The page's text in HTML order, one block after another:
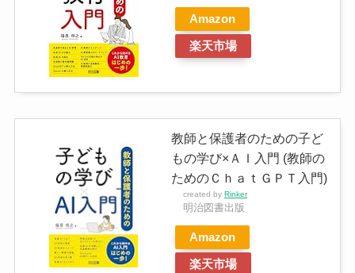
Amazon
楽天市場
教師と保護者のための子ど
もの学び×ＡＩ入門 (教師の
ためのＣｈａｔＧＰＴ入門)
created by Rinker
明治図書出版
Amazon
楽天市場